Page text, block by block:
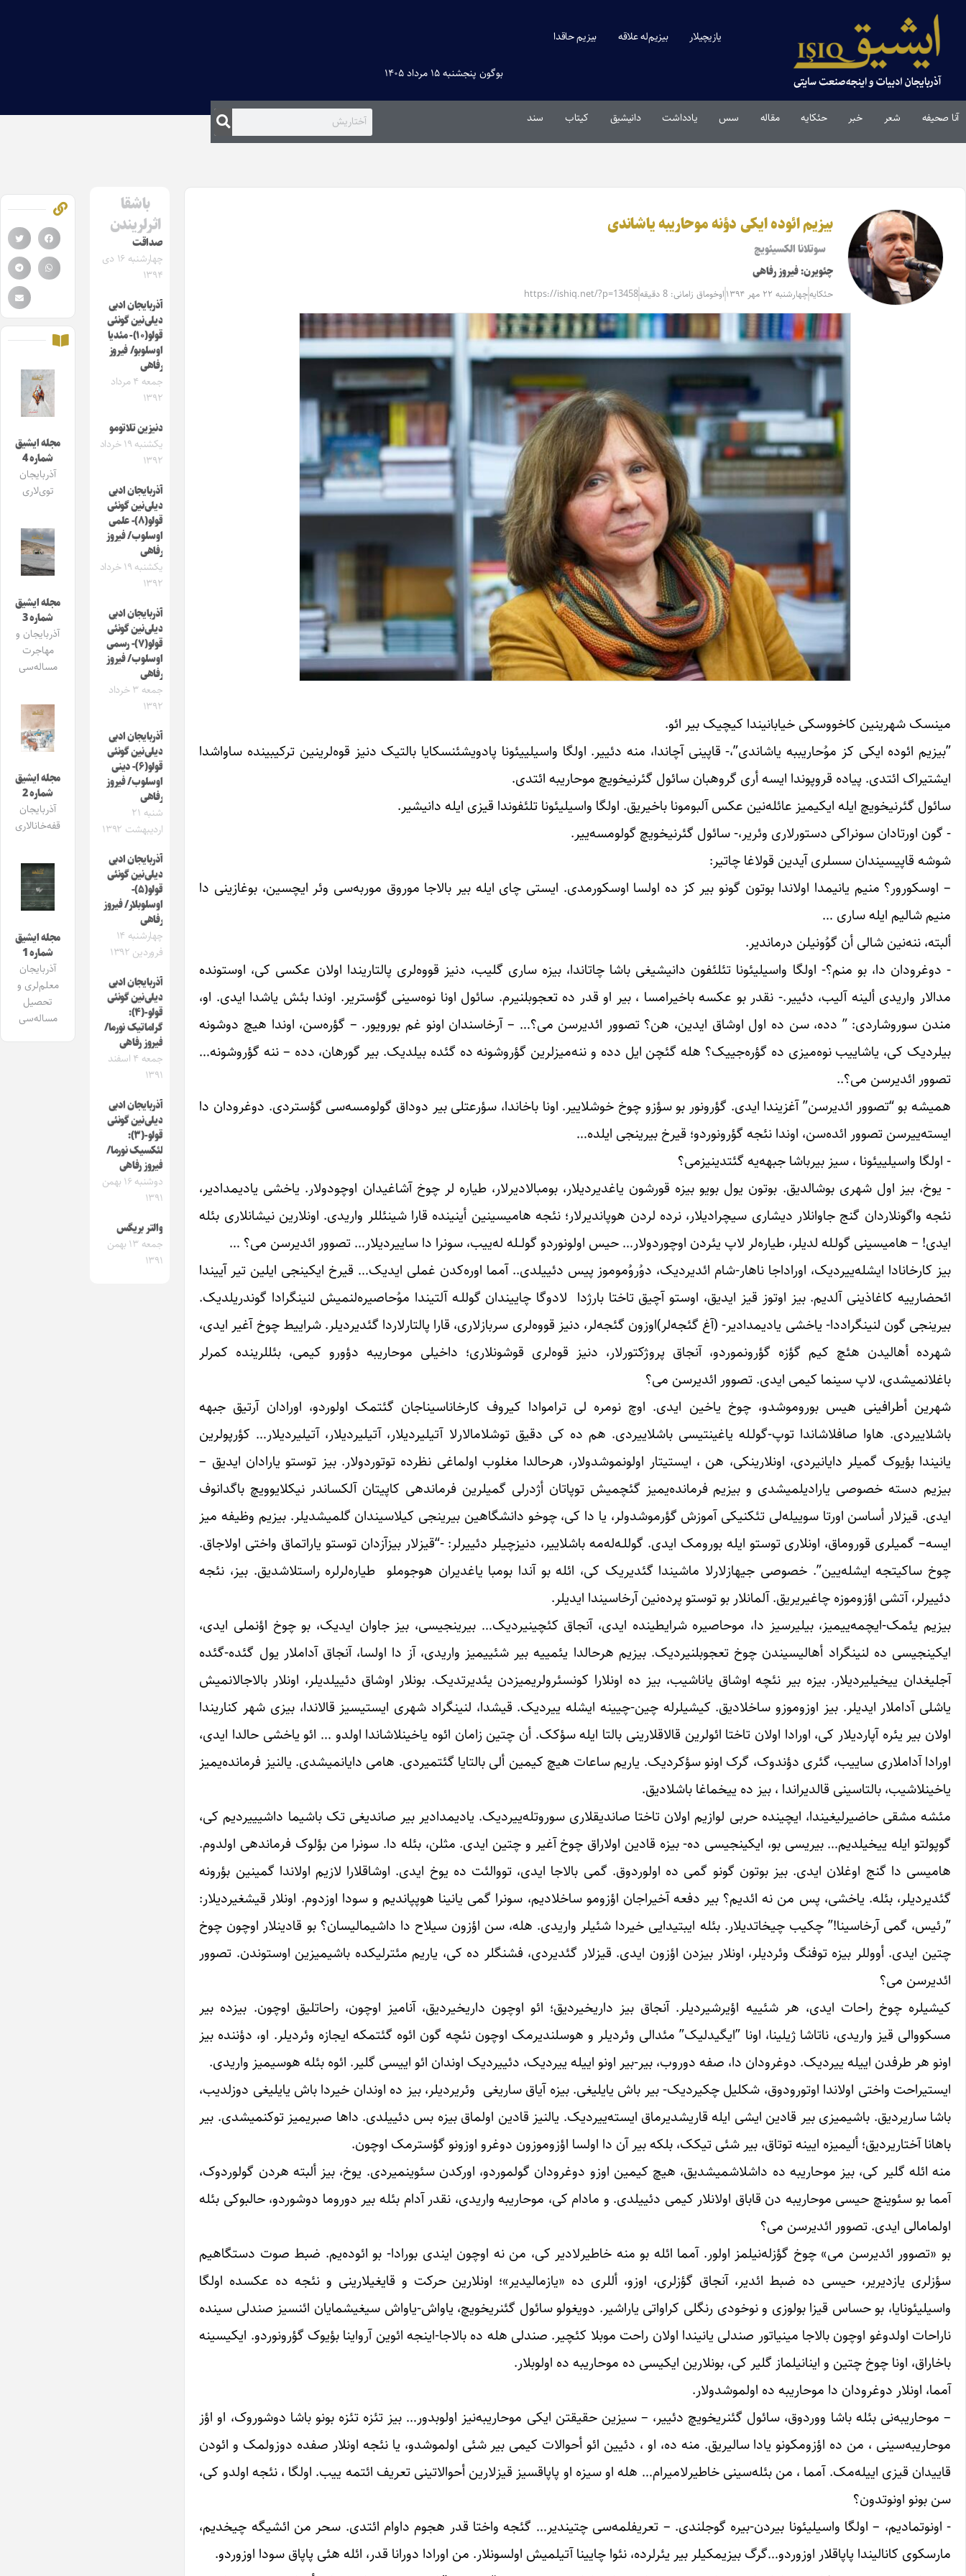
یازیچیلار بیزیم‌له علاقه بیزیم حاقدا
بوگون پنجشنبه ۱۵ مرداد ۱۴۰۵
آنا صحیفه شعر خبر حئکایه مقاله‌ سس یادداشت دانیشیق کیتاب سند
بیزیم ائوده ایکی دؤنه موحاریبه یاشاندی
سوتلانا الکسیئویچ
چئویرن: فیروز رفاهی
حئکایهچهارشنبه ۲۲ مهر ۱۳۹۴ اوخوماق زامانی: 8 دقیقه https://ishiq.net/?p=13458
مینسک شهرینین کاخووسکی خیابانیندا کیچیک بیر ائو.‏
‏”بیزیم ائوده ایکی کز موُحاریببه یاشاندی”،- قاپینی آچاندا، منه ‏دئییر. اولگا واسیلییئونا پادویشئنسکایا بالتیک دنیز قوه‌لرینین ‏ترکیبینده ساواشدا
ایشتیراک ائتدی. پیاده قروپوندا ایسه أری ‏گروهبان سائول گئرنیخویچ موحاریبه ائتدی. ‏
سائول گئرنیخویچ ایله ایکیمیز عائله‌نین عکس آلبومونا باخیریق. ‏اولگا واسیلیئونا تلئفوندا قیزی ایله دانیشیر.‏
‏- گون اورتادان سونراکی دستورلاری وئریر،- سائول گئرنیخویچ ‏گولومسه‌ییر.‏
شوشه قاپیسیندان سسلری آیدین قولاغا چاتیر:‏
– اوسکورور؟ منیم یانیمدا اولاندا بوتون گونو بیر کز ده اولسا ‏اوسکورمدی. ایستی چای ایله بیر بالاجا موروق موربه‌سی وئر ‏ایچسین، بوغازینی دا
منیم شالیم ایله ساری … ‏
ألبته، ننه‌نین شالی أن گوُونیلن درماندیر. ‏
‏- دوغرودان دا، بو منم؟- اولگا واسیلیئونا تئلئفون دانیشیغی باشا ‏چاتاندا، بیزه ساری گلیب، دنیز قووه‌لری پالتاریندا اولان عکسی ‏کی، اوستونده
مدالار واریدی ألینه آلیب، دئییر.- نقدر بو عکسه ‏باخیرامسا ، بیر او قدر ده تعجوبلنیرم. سائول اونا نوه‌سینی ‏گؤستریر. اوندا بئش یاشدا ایدی. او،
مندن سوروشاردی: ” دده، ‏سن ده اول اوشاق ایدین، هن؟ تصوور ائدیرسن می؟… – ‏آرخاسندان اونو غم بورویور. – گؤره‌سن، اوندا هیچ دوشونه
‏بیلردیک کی، یاشاییب نوه‌میزی ده گؤره‌جییک؟ هله گئچن ایل دده ‏و ننه‌میزلرین گؤروشونه ده گئده بیلدیک. بیر گورهان، دده – ننه ‏گؤروشونه…
تصوور ائدیرسن می؟..‏
همیشه بو “تصوور ائدیرسن” آغزیندا ایدی. گؤرونور بو سؤزو ‏چوخ خوشلاییر. اونا باخاندا، سؤرعتلی بیر دوداق گولومسه‌سی ‏گؤستردی. دوغرودان دا
ایسته‌ییرسن تصوور ائده‌سن، اوندا ‏نئجه گؤرونوردو؛ قیرخ بیرینجی ایلده… ‏
‏- اولگا واسیلییئونا ، سیز بیرباشا جبهه‌یه گئتدینیزمی؟ ‏
‏- یوخ، بیز اول شهری بوشالدیق. بوتون یول بویو بیزه قورشون ‏یاغدیردیلار، بومبالادیرلار، طیاره لر چوخ آشاغیدان اوچودولار. ‏یاخشی یادیمدادیر،
نئجه واگونلاردان گنج جاوانلار دیشاری ‏سیچرادیلار، نرده لردن هوپاندیرلار؛ نئجه هامیسینین أینینده قارا ‏شینئللر واریدی. اونلارین نیشانلاری بئله
ایدی! – هامیسینی گولـله ‌لدیلر، طیاره‌لر لاپ یئردن اوچوردولار… حیس اولونوردو گولــله ‌له‌ییب، سونرا دا ساییردیلار… تصوور ائدیرسن می؟ …‏
بیز کارخانادا ایشله‌ییردیک، اوراداجا ناهار-شام ائدیردیک، ‏دوُروُموموز پیس دئییلدی.. آمما اوره‌کدن غملی ایدیک… قیرخ ‏ایکینجی ایلین تیر آییندا
ائحضارییه کاغاذینی آلدیم. بیز اوتوز قیز ‏ایدیق، اوستو آچیق تاختا بارژدا ‏ لادوگا چاییندان گوللـه آلتیندا ‏موُحاصیره‌لنمیش لنینگرادا گوندریلدیک.
بیرینجی گون لنینگراددا- ‏یاخشی یادیمدادیر- (آغ گئجه‌لر)اوزون گئجه‌لر، دنیز قووه‌لری ‏سربازلاری، قارا پالتارلاردا گئدیردیلر. شراییط چوخ آغیر ایدی،
‏شهرده أهالیدن هئچ کیم گؤزه گؤرونموردو، آنجاق پروژکتورلار، ‏دنیز قوه‌لری قوشونلاری؛ داخیلی موحاریبه دؤورو کیمی، بئللرینده ‏کمرلر
باغلانمیشدی، لاپ سینما کیمی ایدی. تصوور ائدیرسن می؟ ‏
شهرین أطرافینی هیس بوروموشدو، چوخ یاخین ایدی. اوچ نومره ‌لی تراموادا کیروف کارخاناسیناجان گئتمک اولوردو، اورادان ‏آرتیق جبهه
باشلاییردی. هاوا صافلاشاندا توپ-گولـله یاغینتیسی ‏باشلاییردی. هم ده کی دقیق توشلامالارلا آتیلیردیلار، آتیلیردیلار، ‏آتیلیردیلار… کؤرپولرین
یانیندا بؤیوک گمیلر دایانیردی، ‏اونلارینکی، هن ، ایستیتار اولونموشدولار، هرحالدا مغلوب ‏اولماغی نظرده توتوردولار. بیز توستو یارادان ایدیق –
بیزیم دسته ‏خصوصی یارادیلمیشدی و بیزیم فرمانده‌یمیز گئچمیش توپاتان ‏أژدرلی گمیلرین فرماندهی کاپیتان آلکساندر نیکلایوویچ باگدانوف
‏ایدی. قیزلار أساسن اورتا سوییله‌لی تئکنیکی آموزش ‏گؤرموشدولر، یا دا کی، چوخو دانشگاهین بیرینجی کیلاسیندان ‏گلمیشدیلر. بیزیم وظیفه میز
ایسه– گمیلری قوروماق، اونلاری ‏توستو ایله بورومک ایدی. گوللـه‌له‌مه باشلاییر، دنیزچیلر دئییرلر: ‏‏-“قیزلار بیزآزدان توستو یاراتماق واختی اولاجاق.
چوخ ساکیتجه ‏ایشله‌یین”. خصوصی جیهازلارلا ماشیندا گئدیریک کی، ائله بو ‏آندا بومبا یاغدیران هوجوملو طیاره‌لر‌لره راستلاشدیق. بیز، نئجه
‏دئییرلر، آتشی اؤزوموزه چاغیریریق. آلمانلار بو توستو پرده‌نین ‏آرخاسیندا ایدیلر. ‏
بیزیم یئمک-ایچمه‌ییمیز، بیلیرسیز دا، موحاصیره شرایطینده ایدی، ‏آنجاق کئچینیردیک… بیرینجیسی، بیز جاوان ایدیک، بو چوخ ‏اؤنملی ایدی،
ایکینجیسی ده لنینگراد أهالیسیندن چوخ ‏تعجوبلنیردیک. بیزیم هرحالدا یئمییه بیر شئییمیز واریدی، آز دا ‏اولسا، آنجاق آداملار یول گئده-گئده
آجلیغدان ییخیلیردیلار. بیزه بیر ‏نئچه اوشاق یاناشیب، بیز ده اونلارا کونسئرولریمیزدن یئدیرتدیک. ‏بونلار اوشاق دئییلدیلر، اونلار بالاجالانمیش
یاشلی آداملار ایدیلر. ‏بیز اوزوموزو ساخلادیق. کیشیلرله چین-چیینه ایشله ییردیک. ‏قیشدا، لنینگراد شهری ایستیسیز قالاندا، بیزی شهر کناریندا
اولان ‏بیر یئره آپاردیلار کی، اورادا اولان تاختا ائولرین قالاقلارینی بالتا ‏ایله سؤکک. أن چتین زامان ائوه یاخینلاشاندا اولدو … ائو یاخشی ‏حالدا ایدی،
اورادا آداملاری ساییب، گئری دؤندوک، گرک اونو ‏سؤکردیک. یاریم ساعات هیچ کیمین ألی بالتایا گئتمیردی. هامی ‏دایانمیشدی. یالنیز فرمانده‌یمیز
یاخینلاشیب، بالتاسینی قالدیراندا ، ‏بیز ده ییخماغا باشلادیق.‏
مئشه مشقی حاضیرلیغیندا، ایچینده حربی لوازیم اولان تاختا ‏صاندیقلاری سوروتله‌ییردیک. یادیمدادیر بیر صاندیغی تک باشیما ‏داشیییردیم کی،
گوپولتو ایله ییخیلدیم… بیریسی بو، ایکینجیسی ده- ‏بیزه قادین اولاراق چوخ آغیر و چتین ایدی. مثلن، بئله دا. سونرا ‏من بؤلوک فرماندهی اولدوم.
هامیسی دا گنج اوغلان ایدی. بیز ‏بوتون گونو گمی ده اولوردوق. گمی بالاجا ایدی، تووالئت ده یوخ ‏ایدی. اوشاقلارا لازیم اولاندا گمینین بؤرونه
گئدیردیلر، بئله. ‏یاخشی، پس من نه ائدیم؟ بیر دفعه آخیراجان اؤزومو ساخلادیم، ‏سونرا گمی یانینا هوپپاندیم و سودا اوزدوم. اونلار قیشغیردیلار:
‏‏”رئیس، گمی آرخاسینا!” چکیب چیخاتدیلار. بئله ایبتیدایی خیردا ‏شئیلر واریدی. هله، سن اؤزون سیلاح دا داشیمالیسان؟ بو قادینلار ‏اوچون چوخ
چتین ایدی. أووللر بیزه توفنگ وئردیلر، اونلار بیزدن ‏اؤزون ایدی. قیزلار گئدیردی، فشنگلر ده کی، یاریم مئترلیکده ‏باشیمیزین اوستوندن. تصوور
ائدیرسن می؟ ‏
کیشیلره چوخ راحات ایدی، هر شئییه اؤیرشیردیلر. آنجاق بیز ‏داریخیردیق؛ ائو اوچون داریخیردیق، آنامیز اوچون، راحاتلیق ‏اوچون. بیزده بیر
مسکووالی قیز واریدی، ناتاشا ژیلینا، اونا ‏‏”ایگیدلیک” مئدالی وئردیلر و هوسلندیرمک اوچون نئچه گون ائوه ‏گئتمکه ایجازه وئردیلر. او، دؤننده بیز
اونو هر طرفدن اییله ‌ییردیک. دوغرودان دا، صفه دوروب، بیر-بیر اونو اییله ییردیک، ‏دئییردیک اوندان ائو اییسی گلیر. ائوه بئله هوسیمیز واریدی.‏
ایستیراحت واختی اولاندا اوتورودوق، شکلیل چکیردیک- بیر باش ‏یایلیغی. بیزه آیاق ساریغی ‏ وئریردیلر، بیز ده اوندان خیردا باش ‏یایلیغی دوزلدیب،
باشا ساریردیق. باشیمیزی بیر قادین ایشی ایله ‏قاریشدیرماق ایسته‌ییردیک. یالنیز قادین اولماق بیزه بس دئییلدی. ‏داها صبریمیز توکنمیشدی. بیر
باهانا آختاریردیق؛ ألیمیزه ایینه ‏توتاق، بیر شئی تیکک، بلکه بیر آن دا اولسا اؤزوموزون دوغرو ‏اوزونو گؤسترمک اوچون. ‏
منه ائله گلیر کی، بیز موحاریبه ده داشلاشمیشدیق، هیچ کیمین اوزو ‏دوغرودان گولموردو، اورکدن سئوینمیردی. یوخ، بیز ألبته هردن ‏گولوردوک،
آمما بو سئوینچ حیسی موحاریبه دن قاباق اولانلار ‏کیمی دئییلدی. و مادام کی، موحاریبه واریدی، نقدر آدام بئله بیر ‏دوروما دوشوردو، حالبوکی بئله
اولمامالی ایدی. تصوور ائدیرسن ‏می؟ ‏
بو «تصوور ائدیرسن می» چوخ گؤزله‌نیلمز اولور. آمما ائله بو ‏منه خاطیرلادیر کی، من نه اوچون ایندی بورادا- بو ائوده‌یم. ضبط ‏صوت دستگاهیم
سؤزلری یازدیریر، حیسی ده ضبط ائدیر، آنجاق ‏گؤزلری، اوزو، أللری ده «یازمالیدیر»؛ اونلارین حرکت و ‏قایغیلارینی و نئجه ده عکسده اولگا
واسیلیئونایا، بو حساس قیزا ‏بولوزی و نوخودی رنگلی کراواتی یاراشیر. دویغولو سائول ‏گئنریخویچ، یاواش-یاواش سیغیشمایان ائنسیز صندلی سینده
‏ناراحات اولدوغو اوچون بالاجا مینیاتور صندلی یانیندا اولان ‏راحت موبلا کئچیر. صندلی هله ده بالاجا-اینجه ائوین آرواینا ‏بؤیوک گؤرونوردو. ایکیسینه
باخاراق، اونا چوخ چتین و اینانیلماز ‏گلیر کی، بونلارین ایکیسی ده موحاریبه ده اولوبلار. ‏
آمما، اونلار دوغرودان دا موحاریبه ده اولموشدولار. ‏
– موحاریبه‌نی بئله باشا ووردوق، سائول گئنریخویچ دئییر، – ‏سیزین حقیقتن ایکی موحاریبه‌نیز اولوبدور… بیز تئزه تئزه بونو ‏باشا دوشوروک، او اؤز
موحاریبه‌سینی ، من ده اؤزومکونو یادا ‏سالیریق. منه ده، او ، دئیین ائو أحوالات کیمی بیر شئی ‏اولموشدو، یا نئجه اونلار صفده دوزولمک و ائودن
قاییدان قیزی ‏اییله‌مک. آمما ، من بئله‌سینی خاطیرلامیرام… هله او سیزه او ‏پاپاقسیز قیزلارین أحوالاتینی تعریف ائتمه ییب. اولگا ، نئجه اولدو ‏کی،
سن بونو اونوتدون؟ ‏
‏- اونوتمادیم، – اولگا واسیلیئونا بیردن-بیره گوجلندی. – تعریفلمه‌سی چتیندیر… گئجه واختا قدر هجوم داوام ائتدی. سحر من ائشیگه ‏چیخدیم،
مارسکوی کانالیندا پاپاقلار اوزوردو…گرگ بیزیمکیلر بیر ‏یئرلرده، نئوا چایینا آتیلمیش اولسونلار. من اورادا دورانا قدر، ائله ‏هئی پاپاق سودا اوزوردو.‏
باشقا
اثرلریندن
صداقت
چهارشنبه ۱۶ دی
۱۳۹۴
آذربایجان ادبی
دیلی‌نین گونئی
قولو(۱۰)- مئدیا
اوسلوبو/ فیروز
رفاهی
جمعه ۴ مرداد
۱۳۹۲
دنیزین تلاتومو
یکشنبه ۱۹ خرداد
۱۳۹۲
آذربایجان ادبی
دیلی‌نین گونئی
قولو(۸)- علمی
اوسلوب/ فیروز
رفاهی
یکشنبه ۱۹ خرداد
۱۳۹۲
آذربایجان ادبی
دیلی‌نین گونئی
قولو(۷)- رسمی
اوسلوب/ فیروز
رفاهی
جمعه ۳ خرداد
۱۳۹۲
آذربایجان ادبی
دیلی‌نین گونئی
قولو(۶)- دینی
اوسلوب/ فیروز
رفاهی
شنبه ۲۱
اردیبهشت ۱۳۹۲
آذربایجان ادبی
دیلی‌نین گونئی
قولو(۵)-
اوسلوبلار/ فیروز
رفاهی
چهارشنبه ۱۴
فروردین ۱۳۹۲
آذربایجان ادبی
دیلی‌نین گونئی
قولو-(۴):
گراماتیک نورما/
فیروز رفاهی
جمعه ۴ اسفند
۱۳۹۱
آذربایجان ادبی
دیلی‌نین گونئی
قولو-(۳):
لئکسیک نورما/
فیروز رفاهی
دوشنبه ۱۶ بهمن
۱۳۹۱
والتر بریگس
جمعه ۱۳ بهمن
۱۳۹۱
مجله ایشیق
شماره 4
آذربایجان
توی‌لاری
مجله ایشیق
شماره 3
آذربایجان و
مهاجرت
مساله‌سی
مجله ایشیق
شماره 2
آذربایجان
قفه‌خانالاری
مجله ایشیق
شماره 1
آذربایجان
معلم‌لری و
تحصیل
مساله‌سی